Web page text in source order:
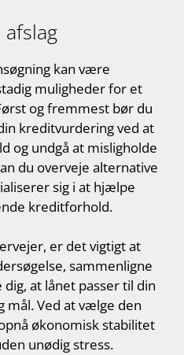
kan være
muligheder for et
og fremmest bør du
kreditvurdering ved at
og undgå at misligholde
du overveje alternative
sig i at hjælpe
kreditforhold.
er det vigtigt at
sammenligne
dig, at lånet passer til din
mål. Ved at vælge den
økonomisk stabilitet
unødig stress.